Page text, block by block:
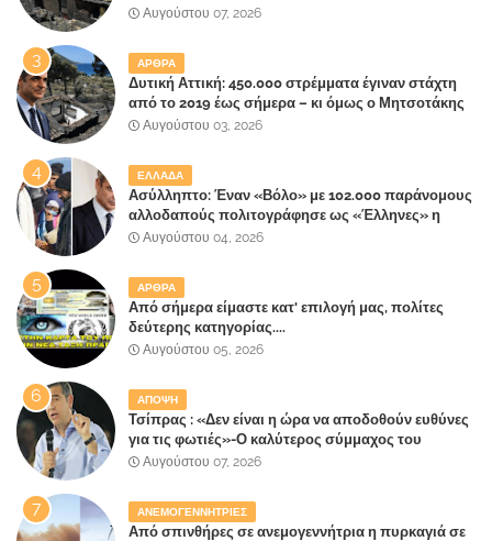
ετοιμάζουν οι κάτοικοι!
Αυγούστου 07, 2026
ΑΡΘΡΑ
Δυτική Αττική: 450.000 στρέμματα έγιναν στάχτη
από το 2019 έως σήμερα – κι όμως ο Μητσοτάκης
έλαβε 40% και 45% στις εκλογές του 2023,ενώ 50%
Αυγούστου 03, 2026
ΕΛΛΑΔΑ
Ασύλληπτο: Έναν «Βόλο» με 102.000 παράνομους
αλλοδαπούς πολιτογράφησε ως «Έλληνες» η
κυβέρνηση!
Αυγούστου 04, 2026
ΑΡΘΡΑ
Από σήμερα είμαστε κατ' επιλογή μας, πολίτες
δεύτερης κατηγορίας....
Αυγούστου 05, 2026
ΑΠΟΨΗ
Τσίπρας : «Δεν είναι η ώρα να αποδοθούν ευθύνες
για τις φωτιές»-Ο καλύτερος σύμμαχος του
Μητσοτάκη
Αυγούστου 07, 2026
ΑΝΕΜΟΓΕΝΝΗΤΡΙΕΣ
Από σπινθήρες σε ανεμογεννήτρια η πυρκαγιά σε